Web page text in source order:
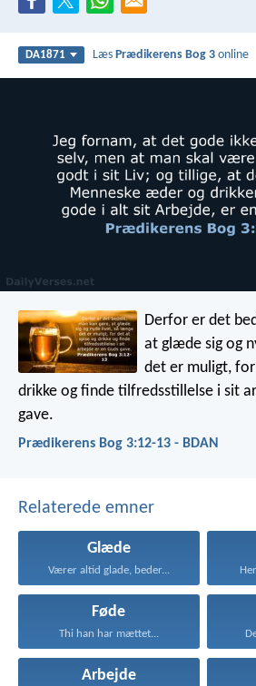
DA1871 LæsPrædikerens Bog 3 online
Derfor er det
at glæde sig og
det er muligt,
drikke og finde tilfredsstillelse i sit
gave.
Prædikerens Bog 3:12-13 - BDAN
Relaterede emner
Glæde
Værer altid glade, beder...
Føde
Thi han har mættet...
Arbejde